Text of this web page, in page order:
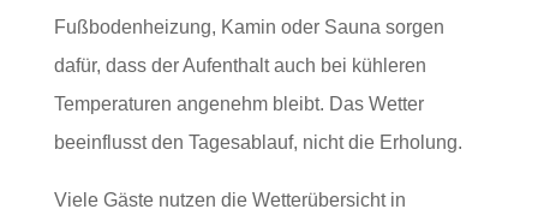
Fußbodenheizung, Kamin oder Sauna sorgen
dafür, dass der Aufenthalt auch bei kühleren
Temperaturen angenehm bleibt. Das Wetter
beeinflusst den Tagesablauf, nicht die Erholung.
Viele Gäste nutzen die Wetterübersicht in